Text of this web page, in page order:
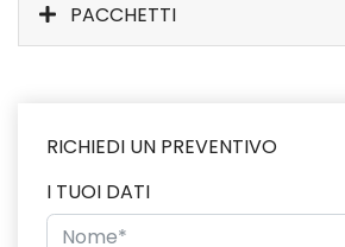
PACCHETTI
RICHIEDI UN PREVENTIVO
I TUOI DATI